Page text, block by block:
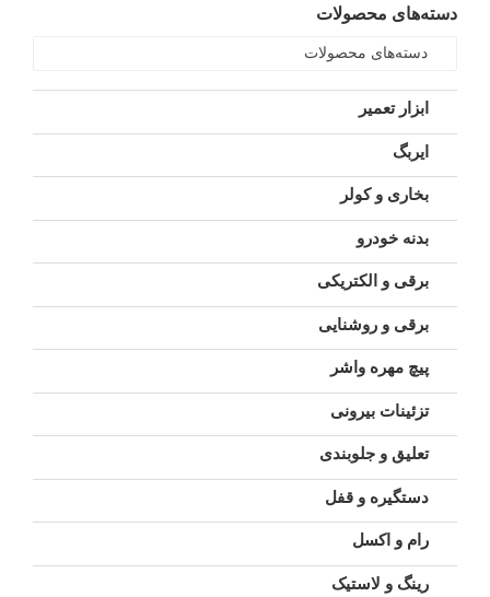
دسته‌های محصولات
دسته‌های محصولات
ابزار تعمیر
ایربگ
بخاری و کولر
بدنه خودرو
برقی و الکتریکی
برقی و روشنایی
پیچ مهره واشر
تزئینات بیرونی
تعلیق و جلوبندی
دستگیره و قفل
رام و اکسل
رینگ و لاستیک